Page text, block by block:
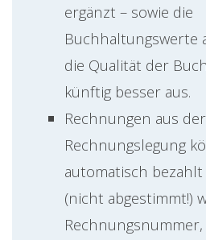
ergänzt – sowie die
Buchhaltungswerte
die Qualität der
künftig besser aus.
Rechnungen aus der
Rechnungslegung
automatisch
(nicht abgestimmt!)